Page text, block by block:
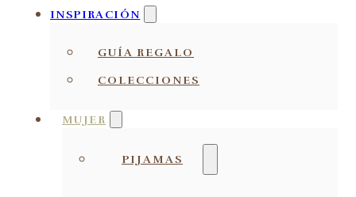
INSPIRACIÓN
GUÍA REGALO
COLECCIONES
MUJER
PIJAMAS